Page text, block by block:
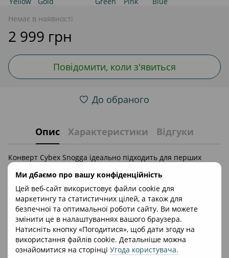
Ми дбаємо про вашу конфіденційність
Цей веб-сайт використовує файли cookie для
маркетингу та статистичних цілей, а також для
безпечної та оптимальної роботи сайту. Ви можете
змінити це в налаштуваннях вашого браузера.
Натисніть кнопку «Погодитися», щоб дати згоду на
використання файлів cookie. Детальніше можна
ознайомитися на сторінці Угода користувача.
Немає в наявності
2 999 грн
Повідомити, коли з'явиться
До обраного
Опис Характеристики Відгуки
Конверт Cybex Snogga ідеально підходить для перших
прогулок малюка. Універсальний конверт Snogga
доступний у восьми модних кольорах.
Надзвичайно компактний і легкий конверт можна також
згорнути, щоб він легко поміщався у вашій сумці. Теплий і
повітропроникний наповнювач ThinsulateTM краще
працює, ніж пух у вологому стані, і допомагає вашій дитині
залишатися в теплі, комфорті та затишку при температурі
від 10° C до -10° C, що робить Snogga необхідним
аксесуаром для будь-якого сезону.